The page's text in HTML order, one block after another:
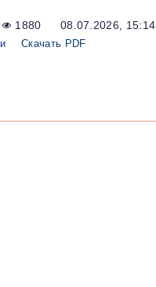
1880 08.07.2026, 15:14
Скачать PDF